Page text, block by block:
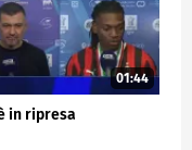
Il presidente
commentato questi
venute meno
di lettura.
01:44
in ripresa